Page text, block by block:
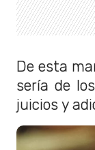
De esta
sería de
juicios y